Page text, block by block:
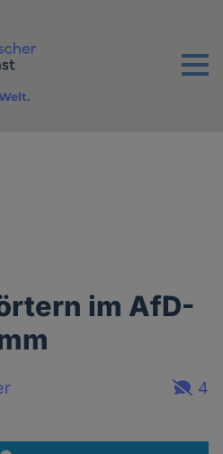
Menu
im AfD-
4